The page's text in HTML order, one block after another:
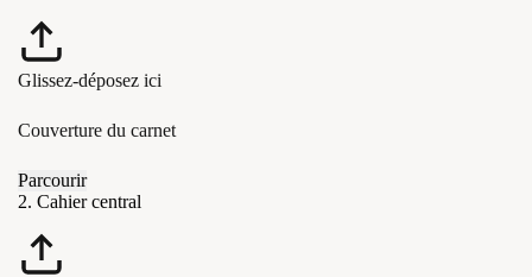
Glissez-déposez ici
Couverture du carnet
Parcourir
2. Cahier central